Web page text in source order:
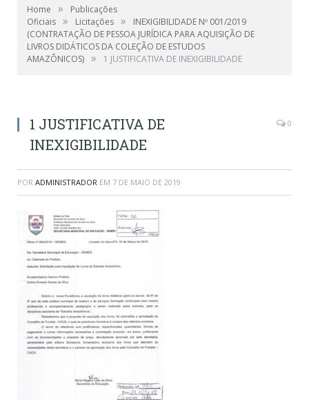
Home »
Publicações
Oficiais » Licitações »
INEXIGIBILIDADE Nº 001/2019
(CONTRATAÇÃO DE PESSOA JURÍDICA PARA AQUISIÇÃO DE
LIVROS DIDÁTICOS DA COLEÇÃO DE ESTUDOS
AMAZÔNICOS) » 1 JUSTIFICATIVA DE INEXIGIBILIDADE
1 JUSTIFICATIVA DE
INEXIGIBILIDADE
0
POR ADMINISTRADOR EM 7 DE MAIO DE 2019